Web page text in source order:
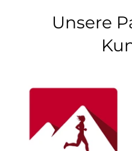
Unsere